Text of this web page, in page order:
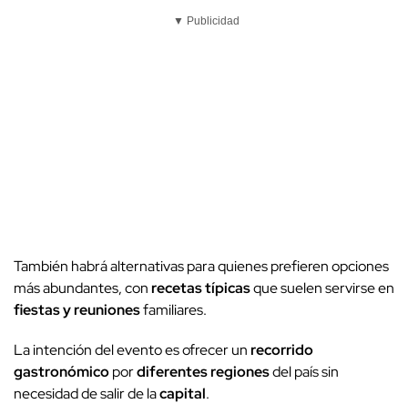
▼ Publicidad
También habrá alternativas para quienes prefieren opciones
más abundantes, conrecetas típicasque suelen servirse en
fiestas y reunionesfamiliares.
La intención del evento es ofrecer unrecorrido
gastronómicopordiferentes regionesdel país sin
necesidad de salir de lacapital.